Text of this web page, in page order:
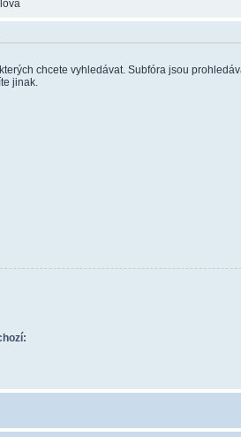
chcete vyhledávat. Subfóra jsou
jinak.